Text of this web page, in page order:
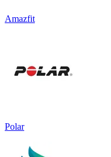
Amazfit
Polar